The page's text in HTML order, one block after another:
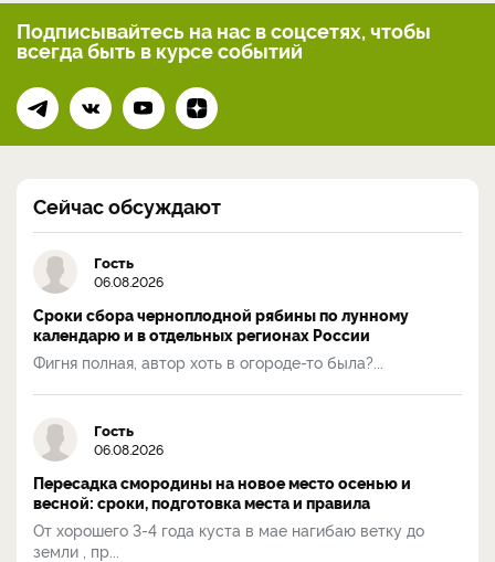
Подписывайтесь на нас в соцсетях, чтобы
всегдабыть в курсе событий
Сейчас обсуждают
Гость
06.08.2026
Сроки сбора черноплодной рябины по лунному
календарю и в отдельных регионах России
Фигня полная, автор хоть в огороде-то была?...
Гость
06.08.2026
Пересадка смородины на новое место осенью и
весной: сроки, подготовка места и правила
От хорошего 3-4 года куста в мае нагибаю ветку до
земли , пр...